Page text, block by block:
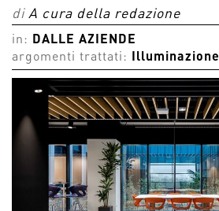
di A cura della redazione
in:
DALLE AZIENDE
argomenti trattati:
Illuminazione